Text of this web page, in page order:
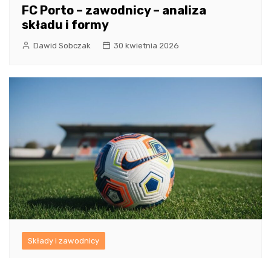
FC Porto – zawodnicy – analiza
składu i formy
Dawid Sobczak 30 kwietnia 2026
Składy i zawodnicy